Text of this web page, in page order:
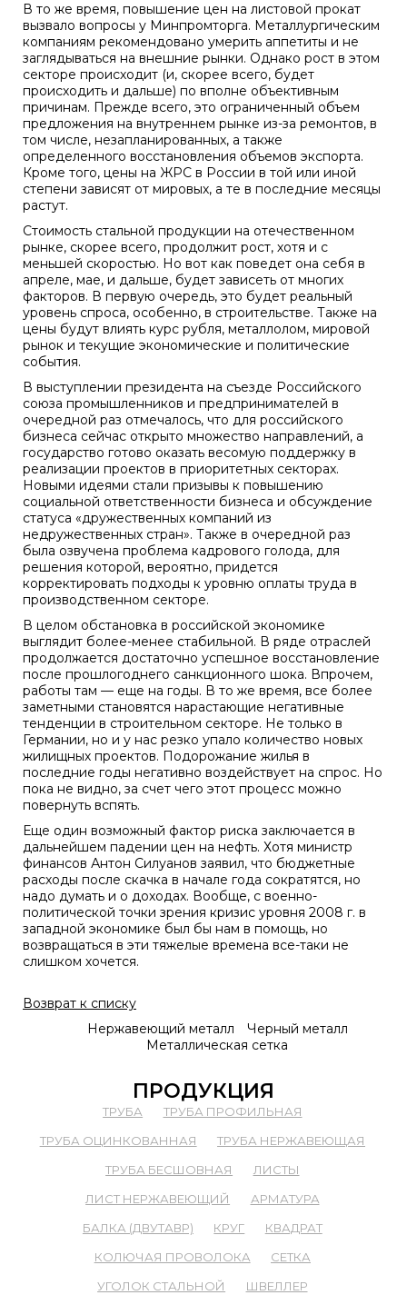
В то же время, повышение цен на листовой прокат
вызвало вопросы у Минпромторга. Металлургическим
компаниям рекомендовано умерить аппетиты и не
заглядываться на внешние рынки. Однако рост в этом
секторе происходит (и, скорее всего, будет
происходить и дальше) по вполне объективным
причинам. Прежде всего, это ограниченный объем
предложения на внутреннем рынке из-за ремонтов, в
том числе, незапланированных, а также
определенного восстановления объемов экспорта.
Кроме того, цены на ЖРС в России в той или иной
степени зависят от мировых, а те в последние месяцы
растут.
Стоимость стальной продукции на отечественном
рынке, скорее всего, продолжит рост, хотя и с
меньшей скоростью. Но вот как поведет она себя в
апреле, мае, и дальше, будет зависеть от многих
факторов. В первую очередь, это будет реальный
уровень спроса, особенно, в строительстве. Также на
цены будут влиять курс рубля, металлолом, мировой
рынок и текущие экономические и политические
события.
В выступлении президента на съезде Российского
союза промышленников и предпринимателей в
очередной раз отмечалось, что для российского
бизнеса сейчас открыто множество направлений, а
государство готово оказать весомую поддержку в
реализации проектов в приоритетных секторах.
Новыми идеями стали призывы к повышению
социальной ответственности бизнеса и обсуждение
статуса «дружественных компаний из
недружественных стран». Также в очередной раз
была озвучена проблема кадрового голода, для
решения которой, вероятно, придется
корректировать подходы к уровню оплаты труда в
производственном секторе.
В целом обстановка в российской экономике
выглядит более-менее стабильной. В ряде отраслей
продолжается достаточно успешное восстановление
после прошлогоднего санкционного шока. Впрочем,
работы там — еще на годы. В то же время, все более
заметными становятся нарастающие негативные
тенденции в строительном секторе. Не только в
Германии, но и у нас резко упало количество новых
жилищных проектов. Подорожание жилья в
последние годы негативно воздействует на спрос. Но
пока не видно, за счет чего этот процесс можно
повернуть вспять.
Еще один возможный фактор риска заключается в
дальнейшем падении цен на нефть. Хотя министр
финансов Антон Силуанов заявил, что бюджетные
расходы после скачка в начале года сократятся, но
надо думать и о доходах. Вообще, с военно-
политической точки зрения кризис уровня 2008 г. в
западной экономике был бы нам в помощь, но
возвращаться в эти тяжелые времена все-таки не
слишком хочется.
Возврат к списку
Нержавеющий металл
Черный металл
Металлическая сетка
ПРОДУКЦИЯ
ТРУБА
ТРУБА ПРОФИЛЬНАЯ
ТРУБА ОЦИНКОВАННАЯ
ТРУБА НЕРЖАВЕЮЩАЯ
ТРУБА БЕСШОВНАЯ
ЛИСТЫ
ЛИСТ НЕРЖАВЕЮЩИЙ
АРМАТУРА
БАЛКА (ДВУТАВР)
КРУГ
КВАДРАТ
КОЛЮЧАЯ ПРОВОЛОКА
СЕТКА
УГОЛОК СТАЛЬНОЙ
ШВЕЛЛЕР